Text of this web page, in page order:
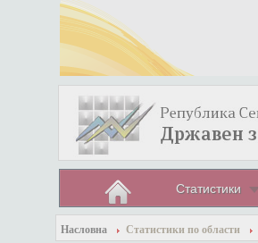
Статистики
Насловна Статистики по области